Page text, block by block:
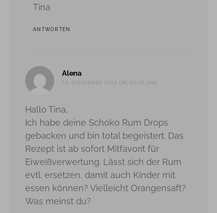
Tina
ANTWORTEN
Alena
14. NOVEMBER 2022 UM 20:58 UHR
Hallo Tina,
Ich habe deine Schoko Rum Drops
gebacken und bin total begeistert. Das
Rezept ist ab sofort Mitfavorit für
Eiweißverwertung. Lässt sich der Rum
evtl. ersetzen, damit auch Kinder mit
essen können? Vielleicht Orangensaft?
Was meinst du?